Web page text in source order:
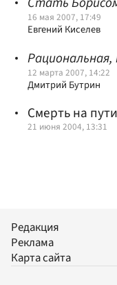
16 мая 2007, 17:49
Евгений Киселев
Рациональная,
12 марта 2007, 14:22
Дмитрий Бутрин
Смерть на
21 июня 2004, 13:31
Редакция
Реклама
Карта сайта